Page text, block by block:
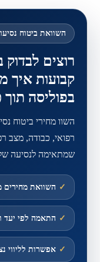
השוואת ביטוח
רוצים לבדוק
קבועות איך
בפוליסה
השוו מחירי ביטוח
רפואי, כבודה, מצב
שמתאימה לנסיעה
✓ השוואת מחירים
✓ התאמה לפי יעד
✓ אפשרות לליווי